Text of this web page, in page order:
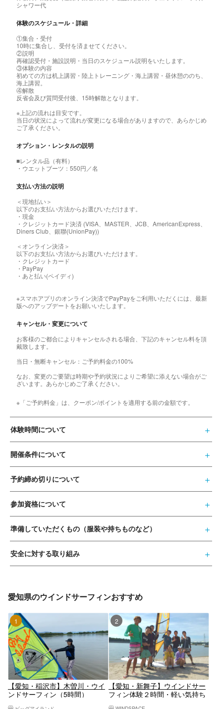
シャワー代
体験のスケジュール・詳細
①集合・受付
10時に集合し、受付を済ませてください。
②説明
再確認受付・施設説明・当日のスケジュール説明をいたします。
③体験の内容
初めての方は机上講習・陸上トレーニング・海上講習・昼休憩ののち、
海上講習。
④解散
反省会及び質問受付後、15時解散となります。
※上記の流れは目安です。
当日の状況によって流れが変更になる場合がありますので、あらかじめ
ご了承ください。
オプション・レンタルの説明
■レンタル品（有料）
・ウエットブーツ：550円／名
支払い方法の説明
＜現地払い＞
以下のお支払い方法からお選びいただけます。
・現金
・クレジットカード決済 (VISA、MASTER、JCB、AmericanExpress、
Diners Club、銀聯(UnionPay))
＜オンライン決済＞
以下のお支払い方法からお選びいただけます。
・クレジットカード
・PayPay
・あと払い(ペイディ)
※スマホアプリのオンライン決済でPayPayをご利用いただくには、最新
版へのアップデートをお願いいたします。
キャンセル・変更について
お客様のご都合によりキャンセルされる場合、下記のキャンセル料を頂
戴致します。
当日・無断キャンセル：ご予約料金の100%
なお、変更のご要望は時期や予約状況によりご希望に添えない場合がご
ざいます。あらかじめご了承ください。
※「ご予約料金」は、クーポン/ポイントを適用する前の金額です。
体験時間について
開催条件について
予約締め切りについて
参加資格について
準備していただくもの（服装や持ちものなど）
安全に対する取り組み
愛知県のウインドサーフィンおすすめ
【愛知・稲沢市】木曽川・ウイ
ンドサーフィン（5時間）
2位
【愛知・新舞子】ウインドサー
フィン体験２時間・軽い気持ち